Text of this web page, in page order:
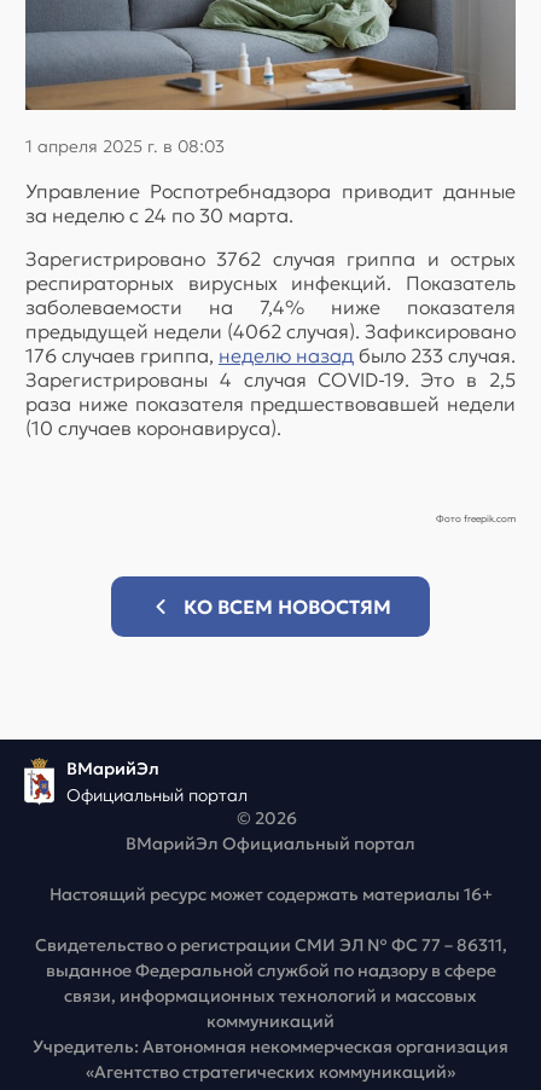
1 апреля 2025 г. в 08:03
Управление Роспотребнадзора приводит данные
за неделю с 24 по 30 марта.
Зарегистрировано 3762 случая гриппа и острых
респираторных вирусных инфекций. Показатель
заболеваемости на 7,4% ниже показателя
предыдущей недели (4062 случая). Зафиксировано
176 случаев гриппа, неделю назад было 233 случая.
Зарегистрированы 4 случая COVID-19. Это в 2,5
раза ниже показателя предшествовавшей недели
(10 случаев коронавируса).
Фото freepik.com
КО ВСЕМ НОВОСТЯМ
ВМарийЭл
Официальный портал
© 2026
ВМарийЭл Официальный портал
Настоящий ресурс может содержать материалы 16+
Свидетельство о регистрации СМИ ЭЛ № ФС 77 – 86311,
выданное Федеральной службой по надзору в сфере
связи, информационных технологий и массовых
коммуникаций
Учредитель: Автономная некоммерческая организация
«Агентство стратегических коммуникаций»